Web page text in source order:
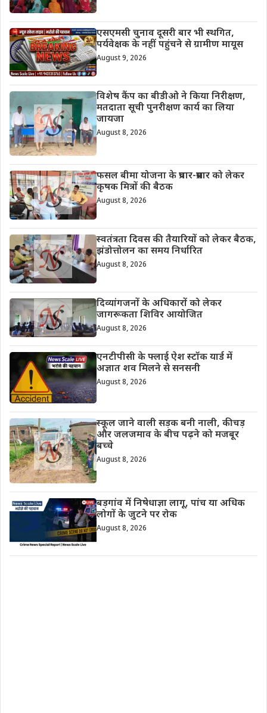
एसएमसी चुनाव दूसरी बार भी स्थगित,
पर्यवेक्षक के नहीं पहुंचने से ग्रामीण मायूस
August 9, 2026
विशेष कैंप का बीडीओ ने किया निरीक्षण,
मतदाता सूची पुनरीक्षण कार्य का लिया
जायजा
August 8, 2026
फसल बीमा योजना के प्रचार-प्रसार को लेकर
कृषक मित्रों की बैठक
August 8, 2026
स्वतंत्रता दिवस की तैयारियों को लेकर बैठक,
झंडोत्तोलन का समय निर्धारित
August 8, 2026
दिव्यांगजनों के अधिकारों को लेकर
जागरूकता शिविर आयोजित
August 8, 2026
एनटीपीसी के फ्लाई ऐश स्टॉक यार्ड में
अज्ञात शव मिलने से सनसनी
August 8, 2026
स्कूल जाने वाली सड़क बनी नाली, कीचड़
और जलजमाव के बीच पढ़ने को मजबूर
बच्चे
August 8, 2026
बड़गांव में निषेधाज्ञा लागू, पांच या अधिक
लोगों के जुटने पर रोक
August 8, 2026